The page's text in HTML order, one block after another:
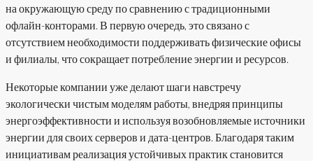
на окружающую среду по сравнению с традиционными
офлайн-конторами. В первую очередь, это связано с
отсутствием необходимости поддерживать физические офисы
и филиалы, что сокращает потребление энергии и ресурсов.
Некоторые компании уже делают шаги навстречу
экологически чистым моделям работы, внедряя принципы
энергоэффективности и используя возобновляемые источники
энергии для своих серверов и дата-центров. Благодаря таким
инициативам реализация устойчивых практик становится